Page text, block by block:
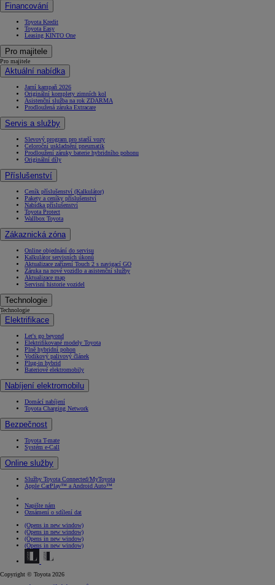
Financování
Toyota Kredit
Toyota Easy
Leasing KINTO One
Pro majitele
Pro majitele
Aktuální nabídka
Jarní kampaň 2026
Originální komplety zimních kol
Asistenční služba na rok ZDARMA
Prodloužená záruka Extracare
Servis a služby
Slevový program pro starší vozy
Celoroční uskladnění pneumatik
Prodloužení záruky baterie hybridního pohonu
Originální díly
Příslušenství
Ceník příslušenství (Kalkulátor)
Pakety a ceníky příslušenství
Nabídka příslušenství
Toyota Protect
Wallbox Toyota
Zákaznická zóna
Online objednání do servisu
Kalkulátor servisních úkonů
Aktualizace zařízení Touch 2 s navigací GO
Záruka na nové vozidlo a asistenční služby
Aktualizace map
Servisní historie vozidel
Technologie
Technologie
Elektrifikace
Let's go beyond
Elektrifikované modely Toyota
Plně hybridní pohon
Vodíkový palivový článek
Plug-in hybrid
Bateriové elektromobily
Nabíjení elektromobilu
Domácí nabíjení
Toyota Charging Network
Bezpečnost
Toyota T-mate
Systém e-Call
Online služby
Služby Toyota Connected/MyToyota
Apple CarPlay™ a Android Auto™
Napište nám
Oznámení o sdílení dat
(Opens in new window)
(Opens in new window)
(Opens in new window)
(Opens in new window)
Copyright © Toyota 2026